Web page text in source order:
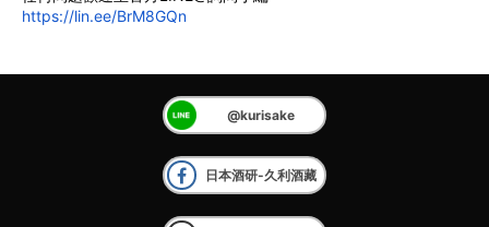
https://lin.ee/BrM8GQn
@kurisake
日本酒研-久利酒藏